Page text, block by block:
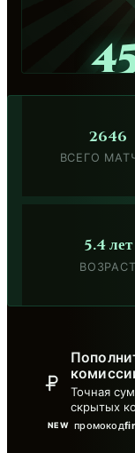
2646
ВСЕГО
5.4 лет
ВОЗРАСТ
NEW промокод
Точная
скрытых